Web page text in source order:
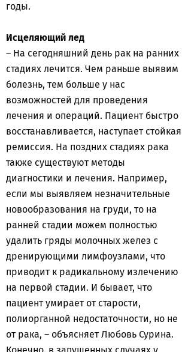
годы.
Исцеляющий лед
– На сегодняшний день рак на ранних
стадиях лечится. Чем раньше выявим
болезнь, тем больше у нас
возможностей для проведения
лечения и операций. Пациент быстро
восстанавливается, наступает стойкая
ремиссия. На поздних стадиях рака
также существуют методы
диагностики и лечения. Например,
если мы выявляем незначительные
новообразования на груди, то на
ранней стадии можем полностью
удалить гряды молочных желез с
дренирующими лимфоузлами, что
приводит к радикальному излечению
на первой стадии. И бывает, что
пациент умирает от старости,
полиорганной недостаточности, но не
от рака, – объясняет Любовь Сурина.